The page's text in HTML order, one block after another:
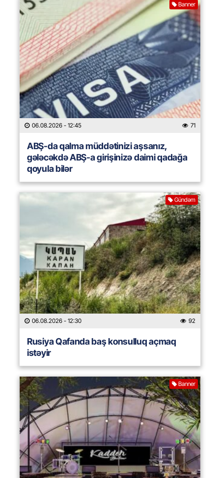
Banner
06.08.2026 - 12:45 71
ABŞ-da qalma müddətinizi aşsanız,
gələcəkdə ABŞ-a girişinizə daimi qadağa
qoyula bilər
Gündəm
06.08.2026 - 12:30 92
Rusiya Qafanda baş konsulluq açmaq
istəyir
Banner